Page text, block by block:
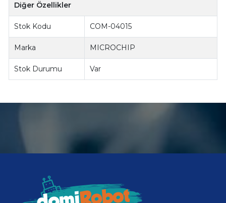
Diğer Özellikler
Stok Kodu COM-04015
Marka MICROCHIP
Stok Durumu Var